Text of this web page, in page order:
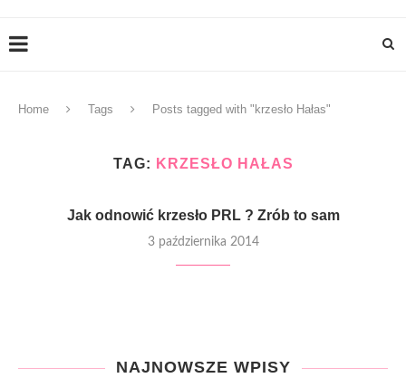
Home Tags Posts tagged with "krzesło Hałas"
TAG: KRZESŁO HAŁAS
Jak odnowić krzesło PRL ? Zrób to sam
3 października 2014
NAJNOWSZE WPISY